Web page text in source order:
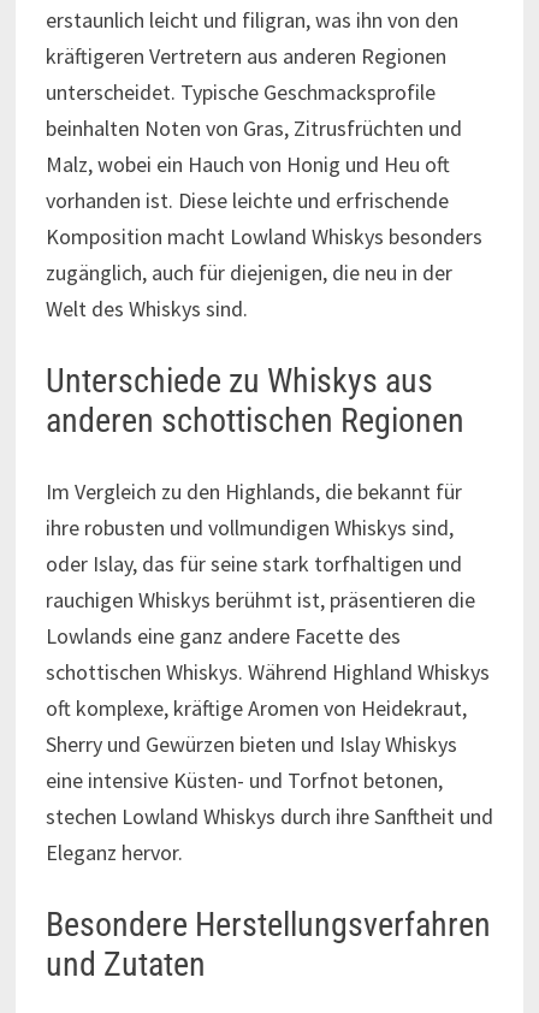
erstaunlich leicht und filigran, was ihn von den
kräftigeren Vertretern aus anderen Regionen
unterscheidet. Typische Geschmacksprofile
beinhalten Noten von Gras, Zitrusfrüchten und
Malz, wobei ein Hauch von Honig und Heu oft
vorhanden ist. Diese leichte und erfrischende
Komposition macht Lowland Whiskys besonders
zugänglich, auch für diejenigen, die neu in der
Welt des Whiskys sind.
Unterschiede zu Whiskys aus
anderen schottischen Regionen
Im Vergleich zu den Highlands, die bekannt für
ihre robusten und vollmundigen Whiskys sind,
oder Islay, das für seine stark torfhaltigen und
rauchigen Whiskys berühmt ist, präsentieren die
Lowlands eine ganz andere Facette des
schottischen Whiskys. Während Highland Whiskys
oft komplexe, kräftige Aromen von Heidekraut,
Sherry und Gewürzen bieten und Islay Whiskys
eine intensive Küsten- und Torfnot betonen,
stechen Lowland Whiskys durch ihre Sanftheit und
Eleganz hervor.
Besondere Herstellungsverfahren
und Zutaten